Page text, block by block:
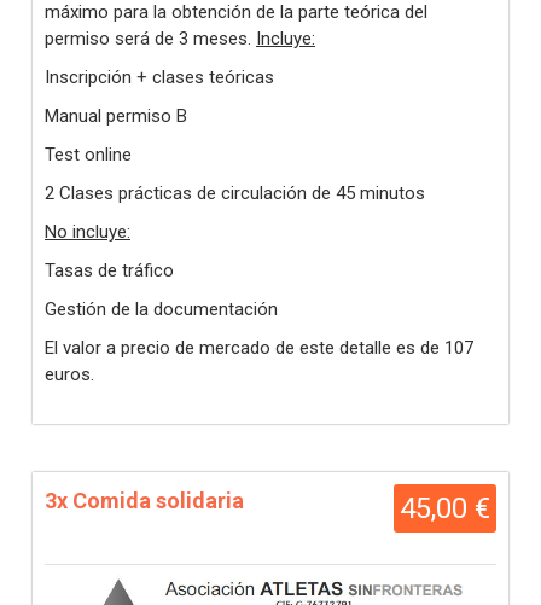
máximo para la obtención de la parte teórica del
permiso será de 3 meses. Incluye:
Inscripción + clases teóricas
Manual permiso B
Test online
2 Clases prácticas de circulación de 45 minutos
No incluye:
Tasas de tráfico
Gestión de la documentación
El valor a precio de mercado de este detalle es de 107
euros.
45,00 €
3x Comida solidaria